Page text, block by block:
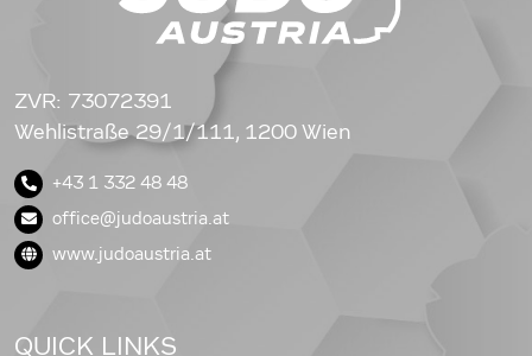
ZVR: 73072391
Wehlistraße 29/1/111, 1200 Wien
+43 1 332 48 48
office@judoaustria.at
www.judoaustria.at
QUICK LINKS